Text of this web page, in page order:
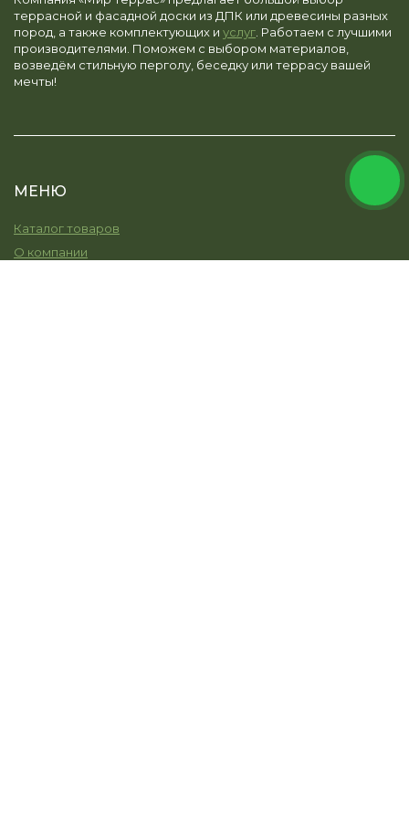
террасной и фасадной доски из ДПК или древесины разных
пород, а также комплектующих и услуг . Работаем с лучшими
производителями. Поможем с выбором материалов,
возведём стильную перголу, беседку или террасу вашей
мечты!
МЕНЮ
Каталог товаров
О компании